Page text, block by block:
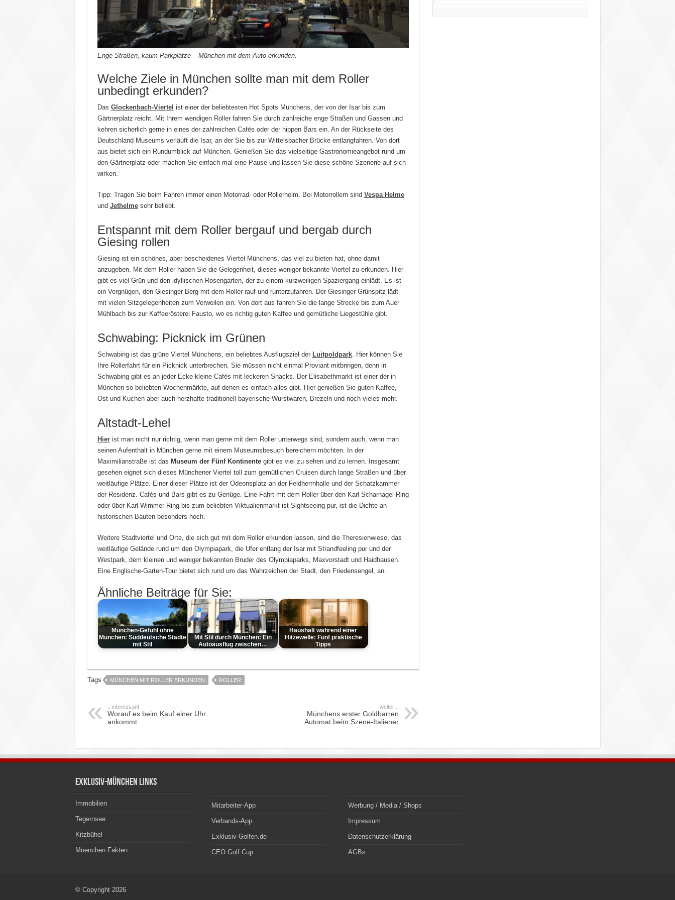
Enge Straßen, kaum Parkplätze – München mit dem Auto erkunden.
Welche Ziele in München sollte man mit dem Roller
unbedingt erkunden?
Das Glockenbach-Viertel ist einer der beliebtesten Hot Spots Münchens, der von der Isar bis zum
Gärtnerplatz reicht. Mit Ihrem wendigen Roller fahren Sie durch zahlreiche enge Straßen und Gassen und
kehren sicherlich gerne in eines der zahlreichen Cafés oder der hippen Bars ein. An der Rückseite des
Deutschland Museums verläuft die Isar, an der Sie bis zur Wittelsbacher Brücke entlangfahren. Von dort
aus bietet sich ein Rundumblick auf München. Genießen Sie das vielseitige Gastronomieangebot rund um
den Gärtnerplatz oder machen Sie einfach mal eine Pause und lassen Sie diese schöne Szenerie auf sich
wirken.
Tipp: Tragen Sie beim Fahren immer einen Motorrad- oder Rollerhelm. Bei Motorrollern sind Vespa Helme
und Jethelmesehr beliebt.
Entspannt mit dem Roller bergauf und bergab durch
Giesing rollen
Giesing ist ein schönes, aber bescheidenes Viertel Münchens, das viel zu bieten hat, ohne damit
anzugeben. Mit dem Roller haben Sie die Gelegenheit, dieses weniger bekannte Viertel zu erkunden. Hier
gibt es viel Grün und den idyllischen Rosengarten, der zu einem kurzweiligen Spaziergang einlädt. Es ist
ein Vergnügen, den Giesinger Berg mit dem Roller rauf und runterzufahren. Der Giesinger Grünspitz lädt
mit vielen Sitzgelegenheiten zum Verweilen ein. Von dort aus fahren Sie die lange Strecke bis zum Auer
Mühlbach bis zur Kaffeerösterei Fausto, wo es richtig guten Kaffee und gemütliche Liegestühle gibt.
Schwabing: Picknick im Grünen
Schwabing ist das grüne Viertel Münchens, ein beliebtes Ausflugsziel der Luitpoldpark. Hier können Sie
Ihre Rollerfahrt für ein Picknick unterbrechen. Sie müssen nicht einmal Proviant mitbringen, denn in
Schwabing gibt es an jeder Ecke kleine Cafés mit leckeren Snacks. Der Elisabethmarkt ist einer der in
München so beliebten Wochenmärkte, auf denen es einfach alles gibt. Hier genießen Sie guten Kaffee,
Ost und Kuchen aber auch herzhafte traditionell bayerische Wurstwaren, Brezeln und noch vieles mehr.
Altstadt-Lehel
Hierist man nicht nur richtig, wenn man gerne mit dem Roller unterwegs sind, sondern auch, wenn man
seinen Aufenthalt in München gerne mit einem Museumsbesuch bereichern möchten. In der
Maximilianstraße ist das Museum der Fünf Kontinentegibt es viel zu sehen und zu lernen. Insgesamt
gesehen eignet sich dieses Münchener Viertel toll zum gemütlichen Cruisen durch lange Straßen und über
weitläufige Plätze. Einer dieser Plätze ist der Odeonsplatz an der Feldherrnhalle und der Schatzkammer
der Residenz. Cafés und Bars gibt es zu Genüge. Eine Fahrt mit dem Roller über den Karl-Scharnagel-Ring
oder über Karl-Wimmer-Ring bis zum beliebten Viktualienmarkt ist Sightseeing pur, ist die Dichte an
historischen Bauten besonders hoch.
Weitere Stadtviertel und Orte, die sich gut mit dem Roller erkunden lassen, sind die Theresienwiese, das
weitläufige Gelände rund um den Olympiapark, die Ufer entlang der Isar mit Strandfeeling pur und der
Westpark, dem kleinen und weniger bekannten Bruder des Olympiaparks, Maxvorstadt und Haidhausen.
Eine Englische-Garten-Tour bietet sich rund um das Wahrzeichen der Stadt, den Friedensengel, an.
Ähnliche Beiträge für Sie:
München-Gefühl ohne
München: Süddeutsche Städte
mit Stil
Mit Stil durch München: Ein
Autoausflug zwischen…
Haushalt während einer
Hitzewelle: Fünf praktische
Tipps
Tags MÜNCHEN MIT ROLLER ERKUNDEN ROLLER
.. interessant
Worauf es beim Kauf einer Uhr
ankommt
weiter ..
Münchens erster Goldbarren
Automat beim Szene-Italiener
Exklusiv-München Links
Immobilien
Tegernsee
Kitzbühel
Muenchen Fakten
Mitarbeiter-App
Verbands-App
Exklusiv-Golfen.de
CEO Golf Cup
Werbung / Media / Shops
Impressum
Datenschutzerklärung
AGBs
© Copyright 2026